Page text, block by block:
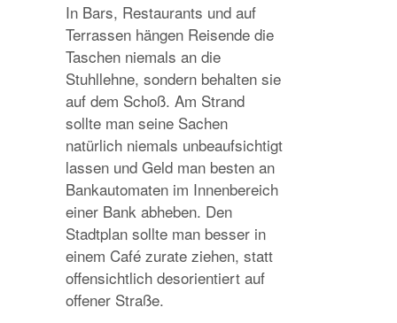
In Bars, Restaurants und auf
Terrassen hängen Reisende die
Taschen niemals an die
Stuhllehne, sondern behalten sie
auf dem Schoß. Am Strand
sollte man seine Sachen
natürlich niemals unbeaufsichtigt
lassen und Geld man besten an
Bankautomaten im Innenbereich
einer Bank abheben. Den
Stadtplan sollte man besser in
einem Café zurate ziehen, statt
offensichtlich desorientiert auf
offener Straße.